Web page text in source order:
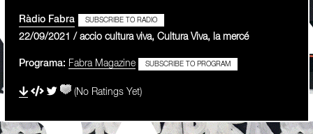
Ràdio Fabra SUBSCRIBE TO RADIO
22/09/2021 / accio cultura viva, Cultura Viva, la mercé
Programa: Fabra Magazine SUBSCRIBE TO PROGRAM
(No Ratings Yet)